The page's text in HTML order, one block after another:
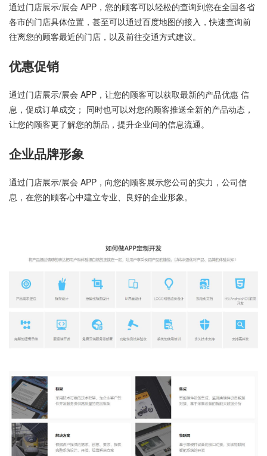
通过门店展示/展会 APP，您的顾客可以轻松的查询到您在全国各省
各市的门店具体位置，甚至可以通过百度地图的接入，快速查询前
往离您的顾客最近的门店，以及前往交通方式建议。
优惠促销
通过门店展示/展会 APP，让您的顾客可以获取最新的产品优惠 信
息，促成订单成交； 同时也可以对您的顾客推送全新的产品动态，
让您的顾客更了解您的新品，提升企业间的信息流通。
企业品牌形象
通过门店展示/展会 APP，向您的顾客展示您公司的实力，公司信
息，在您的顾客心中建立专业、良好的企业形象。